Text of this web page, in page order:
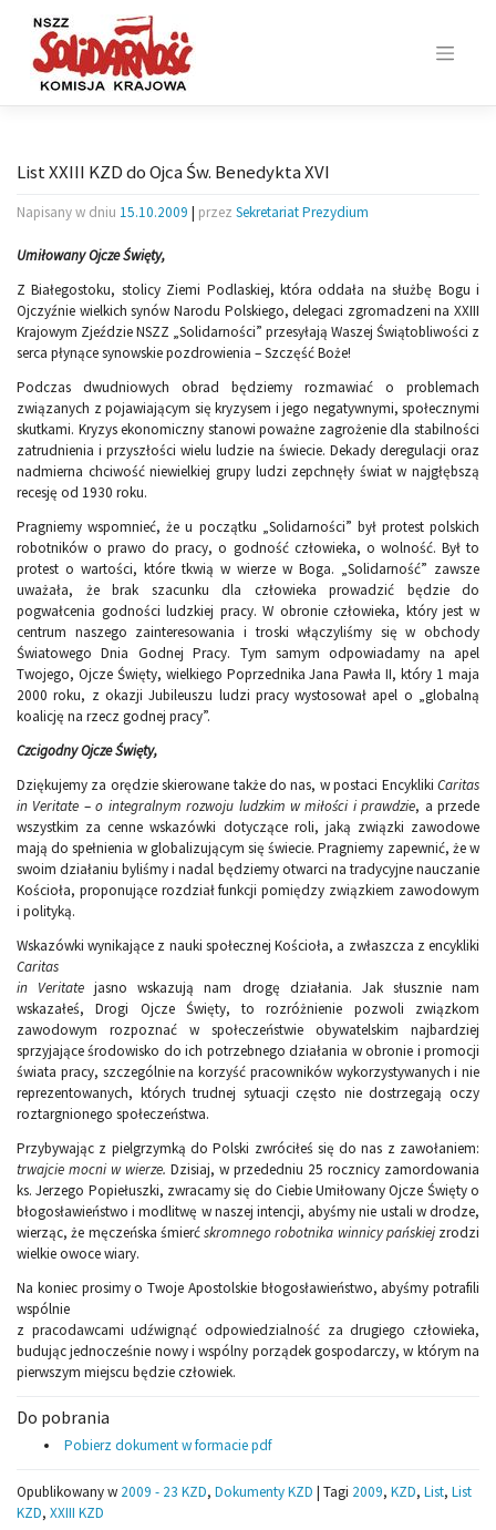
content
List XXIII KZD do Ojca Św. Benedykta XVI
Napisany w dniu 15.10.2009 | przez Sekretariat Prezydium
Umiłowany Ojcze Święty,
Z Białegostoku, stolicy Ziemi Podlaskiej, która oddała na służbę Bogu i
Ojczyźnie wielkich synów Narodu Polskiego, delegaci zgromadzeni na XXIII
Krajowym Zjeździe NSZZ „Solidarności” przesyłają Waszej Świątobliwości z
serca płynące synowskie pozdrowienia – Szczęść Boże!
Podczas dwudniowych obrad będziemy rozmawiać o problemach
związanych z pojawiającym się kryzysem i jego negatywnymi, społecznymi
skutkami. Kryzys ekonomiczny stanowi poważne zagrożenie dla stabilności
zatrudnienia i przyszłości wielu ludzie na świecie. Dekady deregulacji oraz
nadmierna chciwość niewielkiej grupy ludzi zepchnęły świat w najgłębszą
recesję od 1930 roku.
Pragniemy wspomnieć, że u początku „Solidarności” był protest polskich
robotników o prawo do pracy, o godność człowieka, o wolność. Był to
protest o wartości, które tkwią w wierze w Boga. „Solidarność” zawsze
uważała, że brak szacunku dla człowieka prowadzić będzie do
pogwałcenia godności ludzkiej pracy. W obronie człowieka, który jest w
centrum naszego zainteresowania i troski włączyliśmy się w obchody
Światowego Dnia Godnej Pracy. Tym samym odpowiadamy na apel
Twojego, Ojcze Święty, wielkiego Poprzednika Jana Pawła II, który 1 maja
2000 roku, z okazji Jubileuszu ludzi pracy wystosował apel o „globalną
koalicję na rzecz godnej pracy”.
Czcigodny Ojcze Święty,
Dziękujemy za orędzie skierowane także do nas, w postaci Encykliki Caritas
in Veritate –o integralnym rozwoju ludzkim w miłości i prawdzie, a przede
wszystkim za cenne wskazówki dotyczące roli, jaką związki zawodowe
mają do spełnienia w globalizującym się świecie. Pragniemy zapewnić, że w
swoim działaniu byliśmy i nadal będziemy otwarci na tradycyjne nauczanie
Kościoła, proponujące rozdział funkcji pomiędzy związkiem zawodowym
i polityką.
Wskazówki wynikające z nauki społecznej Kościoła, a zwłaszcza z encykliki
Caritas
in Veritatejasno wskazują nam drogę działania. Jak słusznie nam
wskazałeś, Drogi Ojcze Święty, to rozróżnienie pozwoli związkom
zawodowym rozpoznać w społeczeństwie obywatelskim najbardziej
sprzyjające środowisko do ich potrzebnego działania w obronie i promocji
świata pracy, szczególnie na korzyść pracowników wykorzystywanych i nie
reprezentowanych, których trudnej sytuacji często nie dostrzegają oczy
roztargnionego społeczeństwa.
Przybywając z pielgrzymką do Polski zwróciłeś się do nas z zawołaniem:
trwajcie mocni w wierze. Dzisiaj, w przededniu 25 rocznicy zamordowania
ks. Jerzego Popiełuszki, zwracamy się do Ciebie Umiłowany Ojcze Święty o
błogosławieństwo i modlitwę w naszej intencji, abyśmy nie ustali w drodze,
wierząc, że męczeńska śmierćskromnego robotnika winnicy pańskiejzrodzi
wielkie owoce wiary.
Na koniec prosimy o Twoje Apostolskie błogosławieństwo, abyśmy potrafili
wspólnie
z pracodawcami udźwignąć odpowiedzialność za drugiego człowieka,
budując jednocześnie nowy i wspólny porządek gospodarczy, w którym na
pierwszym miejscu będzie człowiek.
Do pobrania
Pobierz dokument w formacie pdf
Opublikowany w 2009 - 23 KZD, Dokumenty KZD | Tagi 2009, KZD, List, List
KZD, XXIII KZD